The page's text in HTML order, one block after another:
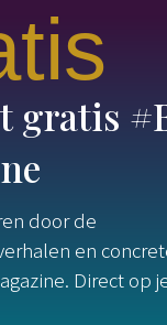
gratis
door de
en
Direct op